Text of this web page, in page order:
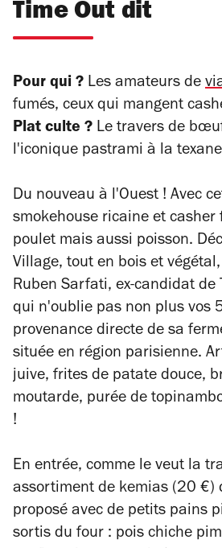
Time Out dit
Pour qui ? Les amateurs de
fumés, ceux qui mangent
Plat culte ? Le travers de
l'iconique pastrami à la texane
Du nouveau à l'Ouest ! Avec
smokehouse ricaine et
poulet mais aussi poisson.
Village, tout en bois et
Ruben Sarfati, ex-candidat de
qui n'oublie pas non plus vos
provenance directe de sa
située en région parisienne.
juive, frites de patate douce,
moutarde, purée de
!
En entrée, comme le veut la
assortiment de kemias (20 €)
proposé avec de petits pains
sortis du four : pois chiche